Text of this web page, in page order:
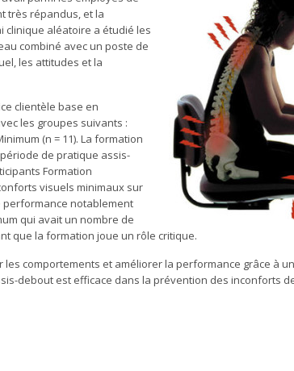
très répandus, et la
clinique aléatoire a étudié les
combiné avec un poste de
les attitudes et la
clientèle base en
les groupes suivants :
(n = 11). La formation
de pratique assis-
Formation
visuels minimaux sur
performance notablement
qui avait un nombre de
que la formation joue un rôle critique.
comportements et améliorer la performance grâce à
debout est efficace dans la prévention des inconforts